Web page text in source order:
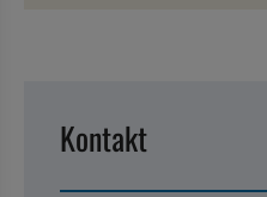
Kontakt